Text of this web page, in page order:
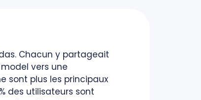
Chacun y partageait
vers une
sont plus les principaux
des utilisateurs sont